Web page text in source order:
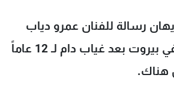
رسالة للفنان عمرو دياب
عقب حفله الأخير في بيروت بعد غياب دام لـ 12 عاماً
هناك.